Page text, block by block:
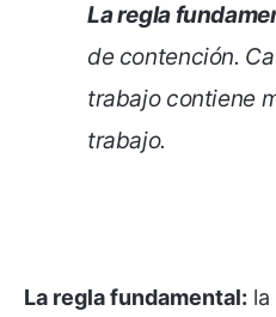
La regla
de contención.
trabajo contiene
trabajo.
La regla fundamental: la